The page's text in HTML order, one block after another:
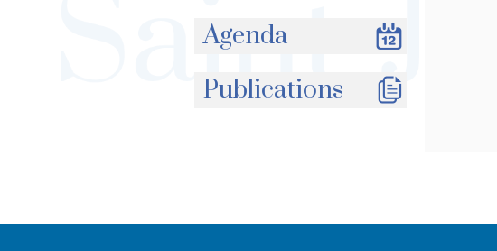
Agenda
Publications